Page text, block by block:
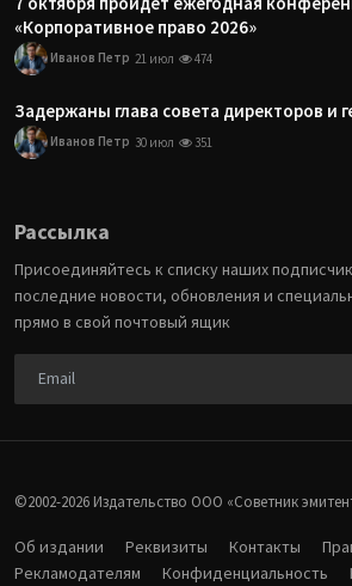
«Корпоративное право 2026»
Иванов Петр 21 июл 474
Задержаны глава совета директоров и
Иванов Петр 30 июл 351
Рассылка
Присоединяйтесь к списку наших
последние новости, обновления и
прямо в свой почтовый ящик
©2002-2026 Издательство ООО «‎Советник
Об издании Реквизиты Контакты
Рекламодателям
Конфиденциальность